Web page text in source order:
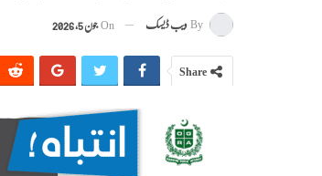
By ویب ڈیسک On جون 5, 2026
Share